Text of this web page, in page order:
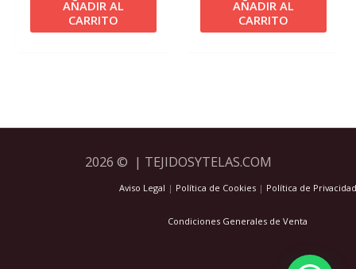
AÑADIR AL
CARRITO
AÑADIR AL
CARRITO
2026 © | TEJIDOSYTELAS.COM
Aviso Legal | Política de Cookies| Política de Privacidad
Condiciones Generales de Venta